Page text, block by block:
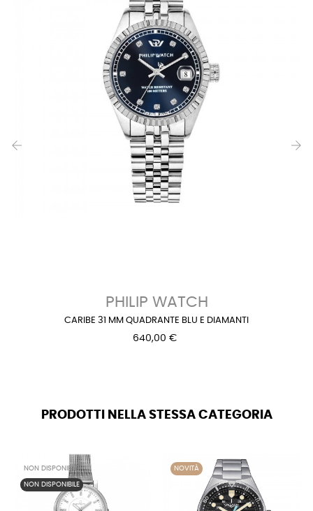
PHILIP WATCH
CARIBE 31 MM QUADRANTE BLU E DIAMANTI
640,00 €
PRODOTTI NELLA STESSA CATEGORIA
NON DISPONIBILE
NON DISPONIBILE
NOVITÀ